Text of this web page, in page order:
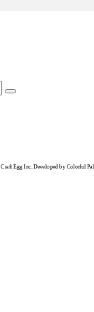
Egg Inc. Developed by Colorful